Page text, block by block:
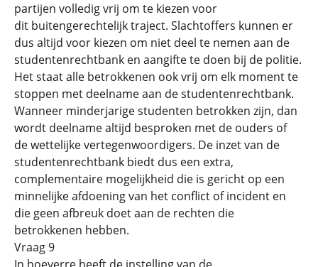
partijen volledig vrij om te kiezen voor
dit buitengerechtelijk traject. Slachtoffers kunnen er
dus altijd voor kiezen om niet deel te nemen aan de
studentenrechtbank en aangifte te doen bij de politie.
Het staat alle betrokkenen ook vrij om elk moment te
stoppen met deelname aan de studentenrechtbank.
Wanneer minderjarige studenten betrokken zijn, dan
wordt deelname altijd besproken met de ouders of
de wettelijke vertegenwoordigers. De inzet van de
studentenrechtbank biedt dus een extra,
complementaire mogelijkheid die is gericht op een
minnelijke afdoening van het conflict of incident en
die geen afbreuk doet aan de rechten die
betrokkenen hebben.
Vraag 9